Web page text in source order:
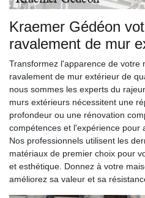
Kraemer Gédéon
ravalement de mur
Transformez l'apparence de votre
ravalement de mur extérieur de
nous sommes les experts du
murs extérieurs nécessitent une
profondeur ou une rénovation
compétences et l'expérience pour
Nos professionnels utilisent les
matériaux de premier choix pour
et esthétique. Donnez à votre
améliorez sa valeur et sa